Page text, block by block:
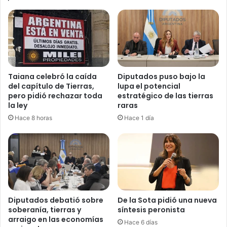
o
t
r
a
c
e
a
M
l
e
i
ó
5
0
d
1
0
3
s
o
n
e
s
e
n
l
Taiana celebró la caída
del capítulo de Tierras,
pero pidió rechazar toda
la ley
Hace 8 horas
Diputados puso bajo la
lupa el potencial
estratégico de las tierras
raras
Hace 1 día
Diputados debatió sobre
soberanía, tierras y
arraigo en las economías
De la Sota pidió una nueva
síntesis peronista
Hace 6 días